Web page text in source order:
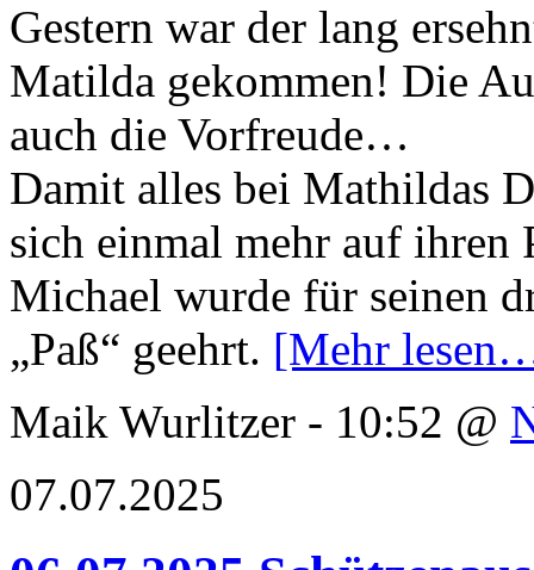
Gestern war der lang
Matilda gekommen! Die
auch die Vorfreude…
Damit alles bei Mathildas
sich einmal mehr auf ihren
Michael wurde für seinen
„Paß“ geehrt. [Mehr
Maik Wurlitzer - 10:52 @
07.07.2025